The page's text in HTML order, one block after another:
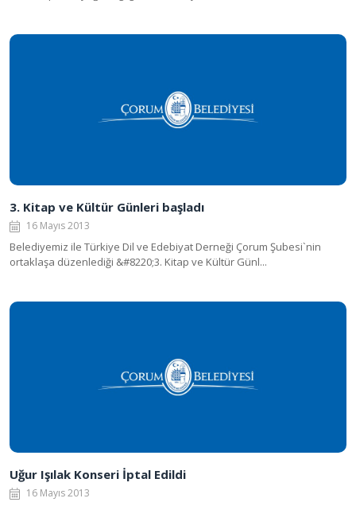
3. Kitap ve Kültür Günleri başladı
16 Mayıs 2013
Belediyemiz ile Türkiye Dil ve Edebiyat Derneği Çorum Şubesi`nin
ortaklaşa düzenlediği &#8220;3. Kitap ve Kültür Günl...
Uğur Işılak Konseri İptal Edildi
16 Mayıs 2013